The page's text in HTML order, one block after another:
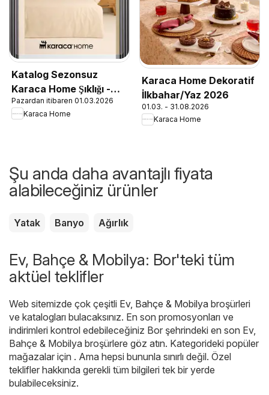
Katalog Sezonsuz
Karaca Home Şıklığı -
İlkbahar / Yaz 2026
Pazardan itibaren 01.03.2026
Karaca Home
Karaca Home Dekoratif
İlkbahar/Yaz 2026
01.03. - 31.08.2026
Karaca Home
Şu anda daha avantajlı fiyata
alabileceğiniz ürünler
Yatak Banyo Ağırlık
Ev, Bahçe & Mobilya: Bor'teki tüm
aktüel teklifler
Web sitemizde çok çeşitli Ev, Bahçe & Mobilya broşürleri
ve katalogları bulacaksınız. En son promosyonları ve
indirimleri kontrol edebileceğiniz Bor şehrindeki en son Ev,
Bahçe & Mobilya broşürlere göz atın. Kategorideki popüler
mağazalar için . Ama hepsi bununla sınırlı değil. Özel
teklifler hakkında gerekli tüm bilgileri tek bir yerde
bulabileceksiniz.